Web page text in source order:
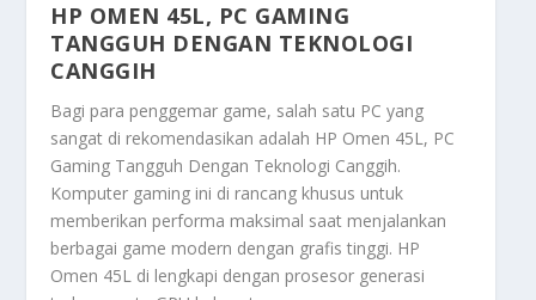
HP OMEN 45L, PC GAMING
TANGGUH DENGAN TEKNOLOGI
CANGGIH
Bagi para penggemar game, salah satu PC yang
sangat di rekomendasikan adalah HP Omen 45L, PC
Gaming Tangguh Dengan Teknologi Canggih.
Komputer gaming ini di rancang khusus untuk
memberikan performa maksimal saat menjalankan
berbagai game modern dengan grafis tinggi. HP
Omen 45L di lengkapi dengan prosesor generasi